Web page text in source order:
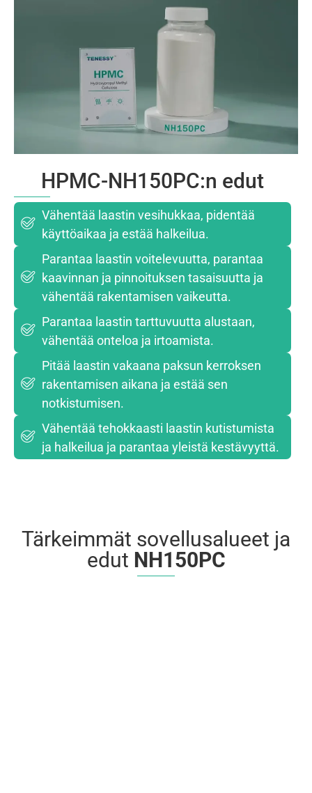
HPMC-NH150PC:n edut
Vähentää laastin vesihukkaa, pidentää
käyttöaikaa ja estää halkeilua.
Parantaa laastin voitelevuutta, parantaa
kaavinnan ja pinnoituksen tasaisuutta ja
vähentää rakentamisen vaikeutta.
Parantaa laastin tarttuvuutta alustaan,
vähentää onteloa ja irtoamista.
Pitää laastin vakaana paksun kerroksen
rakentamisen aikana ja estää sen
notkistumisen.
Vähentää tehokkaasti laastin kutistumista
ja halkeilua ja parantaa yleistä kestävyyttä.
Tärkeimmät sovellusalueet ja
edut NH150PC